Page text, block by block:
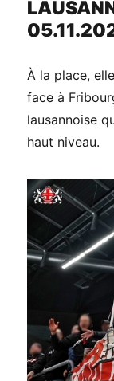
À la place,
face à
lausannoise
haut niveau.